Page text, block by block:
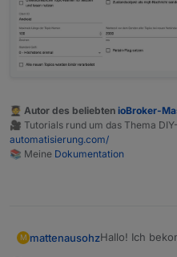
🧑‍🎓 Autor des beliebten ioBroker-
🎥 Tutorials rund um das Thema
automatisierung.com/
📚 Meine Dokumentation
M mattenausohzHallo! Ich